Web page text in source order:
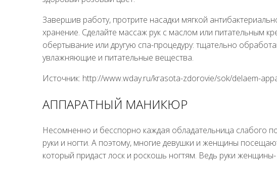
Завершив работу, протрите насадки мягкой
хранение. Сделайте массаж рук с маслом или питательным
обертывание или другую спа-процедуру: тщательно
увлажняющие и питательные вещества.
Источник: http://www.wday.ru/krasota-zdorovie/sok/delaem-
АППАРАТНЫЙ МАНИКЮР
Несомненно и бесспорно каждая обладательница слабого
руки и ногти. А поэтому, многие девушки и женщины
который придаст лоск и роскошь ногтям. Ведь руки женщины-